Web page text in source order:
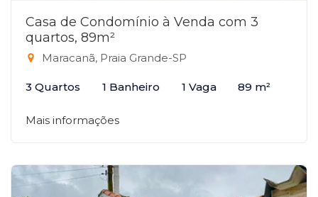
Casa de Condomínio à Venda com 3
quartos, 89m²
Maracanã, Praia Grande-SP
3 Quartos 1 Banheiro 1 Vaga 89 m²
Mais informações